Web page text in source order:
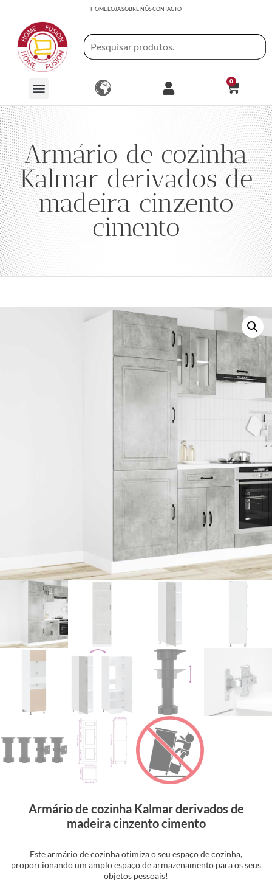
HOMELOJASOBRE NÓSCONTACTO
0
Armário de cozinha
Kalmar derivados de
madeira cinzento
cimento
Armário de cozinha Kalmar derivados de
madeira cinzento cimento
Este armário de cozinha otimiza o seu espaço de cozinha,
proporcionando um amplo espaço de armazenamento para os seus
objetos pessoais!